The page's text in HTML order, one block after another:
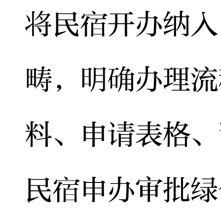
将民宿开办纳
畴，明确办理
料、申请表格
民宿申办审批